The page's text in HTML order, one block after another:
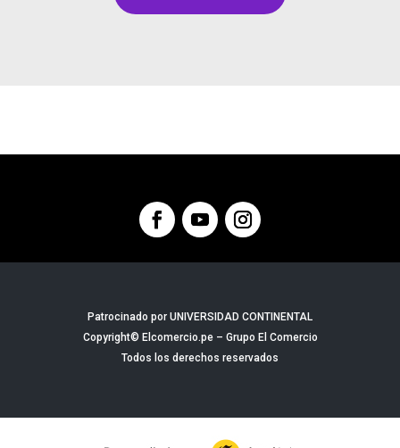
Patrocinado por UNIVERSIDAD CONTINENTAL
Copyright© Elcomercio.pe – Grupo El Comercio
Todos los derechos reservados